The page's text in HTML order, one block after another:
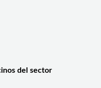
del sector